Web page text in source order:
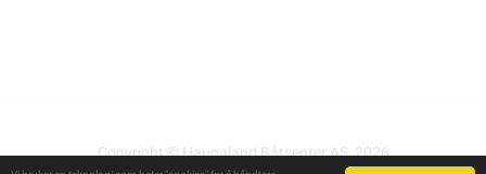
Copyright © Haugaland Båtsenter AS, 2026